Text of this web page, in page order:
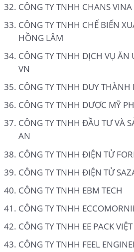
CÔNG TY TNHH CHANS VINA
CÔNG TY TNHH CHẾ BIẾN
HỒNG LÂM
CÔNG TY TNHH DỊCH VỤ
VN
CÔNG TY TNHH DUY THÀNH
CÔNG TY TNHH DƯỢC MỸ
CÔNG TY TNHH ĐẦU TƯ VÀ
AN
CÔNG TY TNHH ĐIỆN TỬ
CÔNG TY TNHH ĐIỆN TỬ
CÔNG TY TNHH EBM TECH
CÔNG TY TNHH
CÔNG TY TNHH EE PACK
CÔNG TY TNHH FEEL